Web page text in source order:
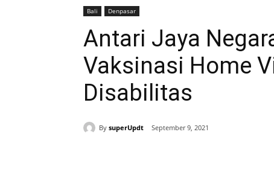
Bali Denpasar
Antari Jaya
Vaksinasi Home
Disabilitas
By superUpdt September 9, 2021